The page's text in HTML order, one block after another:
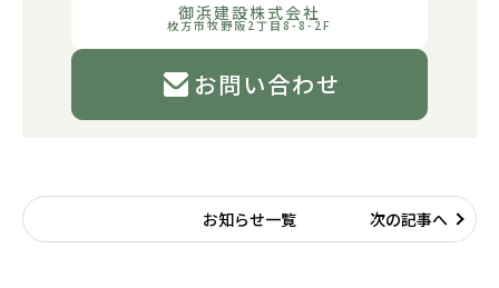
御浜建設株式会社
枚方市牧野阪2丁目8-8-2F
お問い合わせ
お知らせ一覧 次の記事へ